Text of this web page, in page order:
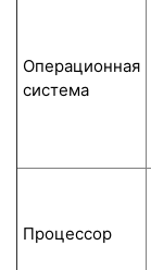
Операционная
система
Процессор